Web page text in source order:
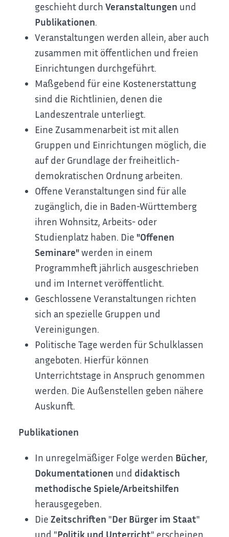
geschieht durchVeranstaltungen und
Publikationen.
Veranstaltungen werden allein, aber auch
zusammen mit öffentlichen und freien
Einrichtungen durchgeführt.
Maßgebend für eine Kostenerstattung
sind die Richtlinien, denen die
Landeszentrale unterliegt.
Eine Zusammenarbeit ist mit allen
Gruppen und Einrichtungen möglich, die
auf der Grundlage der freiheitlich-
demokratischen Ordnung arbeiten.
Offene Veranstaltungen sind für alle
zugänglich, die in Baden-Württemberg
ihren Wohnsitz, Arbeits- oder
Studienplatz haben. Die "Offenen
Seminare"werden in einem
Programmheft jährlich ausgeschrieben
und im Internet veröffentlicht.
Geschlossene Veranstaltungen richten
sich an spezielle Gruppen und
Vereinigungen.
Politische Tage werden für Schulklassen
angeboten. Hierfür können
Unterrichtstage in Anspruch genommen
werden. Die Außenstellen geben nähere
Auskunft.
Publikationen
In unregelmäßiger Folge werden Bücher,
Dokumentationen und didaktisch
methodische Spiele/Arbeitshilfen
herausgegeben.
DieZeitschriften "Der Bürger im Staat"
und "Politik und Unterricht" erscheinen